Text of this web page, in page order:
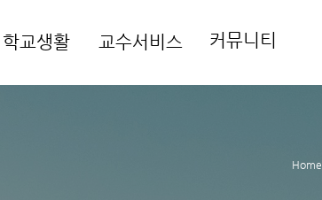
학교생활 교수서비스 커뮤니티
Home